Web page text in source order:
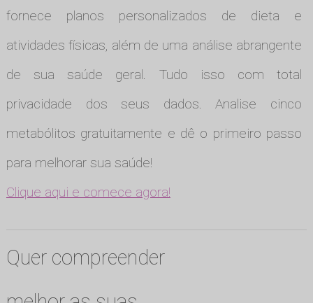
fornece planos personalizados de dieta e
atividades físicas, além de uma análise abrangente
de sua saúde geral. Tudo isso com total
privacidade dos seus dados. Analise cinco
metabólitos gratuitamente e dê o primeiro passo
para melhorar sua saúde!
Clique aqui e comece agora!
Quer compreender